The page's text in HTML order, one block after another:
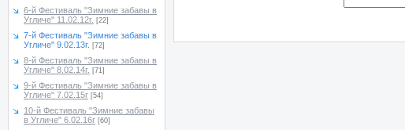
6-й Фестиваль "Зимние забавы в
Угличе" 11.02.12г. [22]
7-й Фестиваль "Зимние забавы в
Угличе" 9.02.13г. [72]
8-й Фестиваль "Зимние забавы в
Угличе" 8.02.14г. [71]
9-й Фестиваль "Зимние забавы в
Угличе" 7.02.15г [54]
10-й Фестиваль "Зимние забавы
в Угличе" 6.02.16г [60]